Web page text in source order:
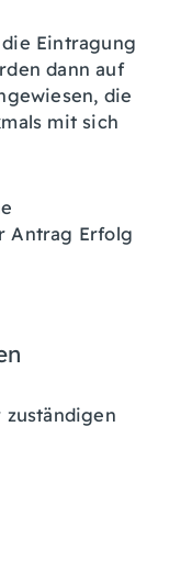
Eintragung
dann auf
die
mit sich
Antrag Erfolg
zuständigen